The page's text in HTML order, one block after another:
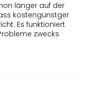
länger auf der
kostengünstger
Es funktioniert
zwecks